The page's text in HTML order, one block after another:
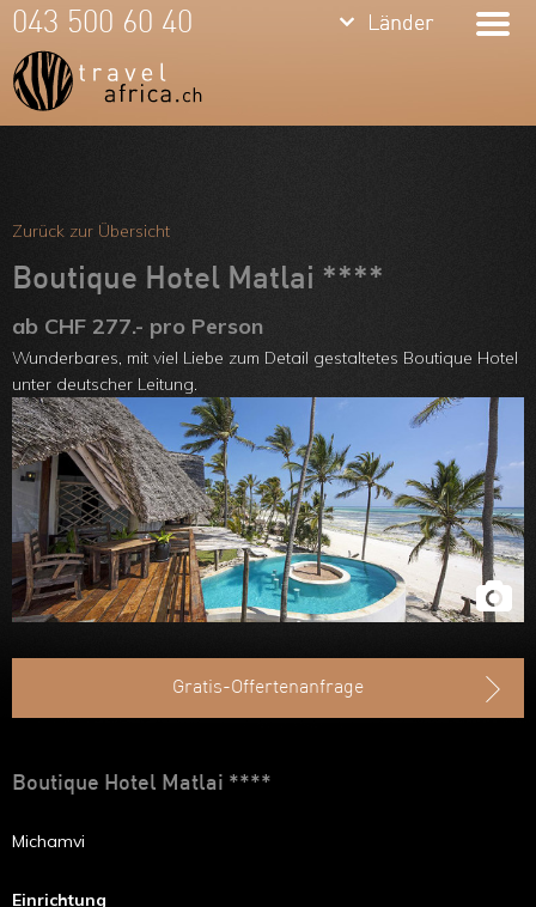
Team
Über uns
Feedbacks
Kontakt
ARVB
keyboard_arrow_down Länder
Simbabwe
Kenia
Tansania &
Sansibar
Malawi
Ruanda
Uganda
Madagaskar
keyboard_arrow_down Länder
043 500 60 40
Zurück zur Übersicht
Boutique Hotel Matlai ****
ab CHF 277.- pro Person
Wunderbares, mit viel Liebe zum Detail gestaltetes Boutique Hotel
unter deutscher Leitung.
Gratis-Offertenanfrage
Boutique Hotel Matlai ****
Michamvi
Einrichtung